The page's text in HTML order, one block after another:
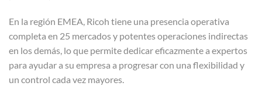
En la región EMEA, Ricoh tiene una presencia operativa
completa en 25 mercados y potentes operaciones indirectas
en los demás, lo que permite dedicar eficazmente a expertos
para ayudar a su empresa a progresar con una flexibilidad y
un control cada vez mayores.